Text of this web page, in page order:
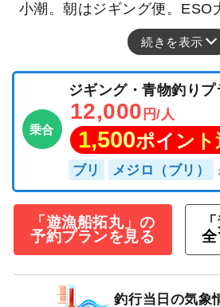
小潮。朝はジギング便。ESO
続きを表示
乗合
ジギング・青物釣りプ
12,000 円/人
1,500ポイント
ブリ メジロ（ブリ）
「遊漁船拓丸」の
予約プランを見る
釣行当日の気象